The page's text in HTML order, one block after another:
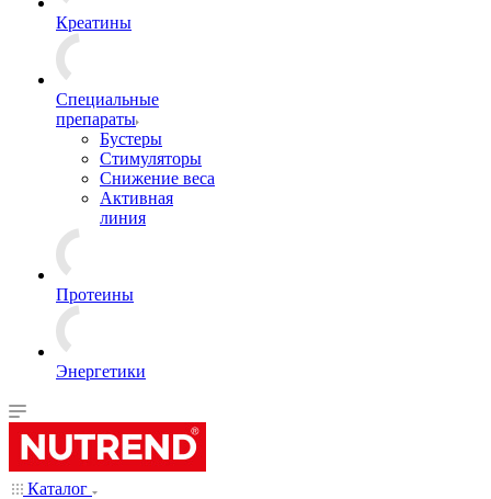
Креатины
Специальные
препараты
Бустеры
Стимуляторы
Снижение веса
Активная
линия
Протеины
Энергетики
Каталог